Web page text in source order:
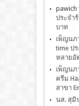
pawich
ประจำ
บาท
เพ็ญนภ
time ป
หลายอั
เพ็ญนภ
ครีม
สาขา
นส. สุมิ